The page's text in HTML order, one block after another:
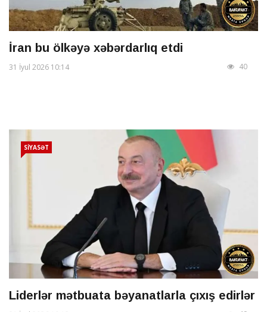
İran bu ölkəyə xəbərdarlıq etdi
31 İyul 2026 10:14 40
SİYASƏT
Liderlər mətbuata bəyanatlarla çıxış edirlər